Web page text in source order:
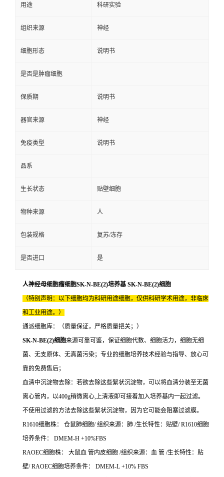
用途 科研实验
组织来源 神经
细胞形态 说明书
是否是肿瘤细胞
保质期 说明书
器官来源 神经
免疫类型 说明书
品系
生长状态 贴壁细胞
物种来源 人
包装规格 复苏/冻存
是否进口 是
人神经母细胞瘤细胞SK-N-BE(2)培养基 SK-N-BE(2)细胞
（特别声明：以下细胞均为科研用途细胞，仅供科研学术用途，非临床
和工业用途。）
通派细胞库：（质量保证，严格质量把关；）
SK-N-BE(2)细胞来源可靠可鉴，保证细胞代数、细胞活力，细胞无细
菌、无支原体、无真菌污染；专业的细胞培养技术经验与指导、放心可
靠的免费售后；
血清中沉淀物去除：若欲去除这些絮状沉淀物，可以将血清分装至无菌
离心管内，以400g稍微离心,上清液即可接着加入培养基内一起过滤。
不使用过滤的方法去除这些絮状沉淀物，因为它可能会阻塞过滤膜。
R1610细胞株： 仓鼠肺细胞/ 组织来源：肺 /生长特性：贴壁/ R1610细胞
培养条件： DMEM-H +10%FBS
RAOEC细胞株： 大鼠血 管内皮细胞 /组织来源：血 管 /生长特性：贴
壁/ RAOEC细胞培养条件： DMEM-L +10% FBS